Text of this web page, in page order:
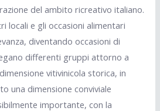
del ambito ricreativo italiano.
locali e gli occasioni alimentari
diventando occasioni di
differenti gruppi attorno a
vitivinicola storica, in
una dimensione conviviale
importante, con la